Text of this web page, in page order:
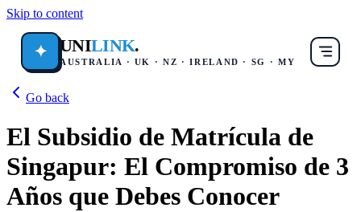
Skip to content
✦ UNILINK.
AUSTRALIA · UK · NZ · IRELAND · SG · MY
Go back
El Subsidio de Matrícula de
Singapur: El Compromiso de 3
Años que Debes Conocer